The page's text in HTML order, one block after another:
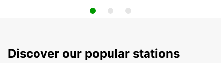
Discover our popular stations